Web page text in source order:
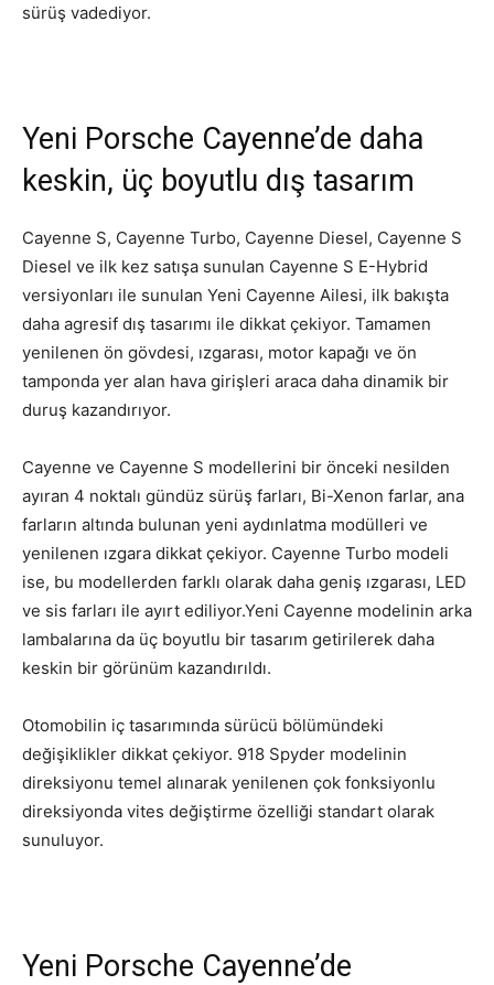
sürüş vadediyor.
Yeni Porsche Cayenne’de daha
keskin, üç boyutlu dış tasarım
Cayenne S, Cayenne Turbo, Cayenne Diesel, Cayenne S
Diesel ve ilk kez satışa sunulan Cayenne S E-Hybrid
versiyonları ile sunulan Yeni Cayenne Ailesi, ilk bakışta
daha agresif dış tasarımı ile dikkat çekiyor. Tamamen
yenilenen ön gövdesi, ızgarası, motor kapağı ve ön
tamponda yer alan hava girişleri araca daha dinamik bir
duruş kazandırıyor.
Cayenne ve Cayenne S modellerini bir önceki nesilden
ayıran 4 noktalı gündüz sürüş farları, Bi-Xenon farlar, ana
farların altında bulunan yeni aydınlatma modülleri ve
yenilenen ızgara dikkat çekiyor. Cayenne Turbo modeli
ise, bu modellerden farklı olarak daha geniş ızgarası, LED
ve sis farları ile ayırt ediliyor.Yeni Cayenne modelinin arka
lambalarına da üç boyutlu bir tasarım getirilerek daha
keskin bir görünüm kazandırıldı.
Otomobilin iç tasarımında sürücü bölümündeki
değişiklikler dikkat çekiyor. 918 Spyder modelinin
direksiyonu temel alınarak yenilenen çok fonksiyonlu
direksiyonda vites değiştirme özelliği standart olarak
sunuluyor.
Yeni Porsche Cayenne’de